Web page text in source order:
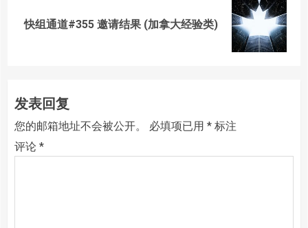
Next
快组通道#355 邀请结果 (加拿大经验类)
发表回复
您的邮箱地址不会被公开。 必填项已用 * 标注
评论 *